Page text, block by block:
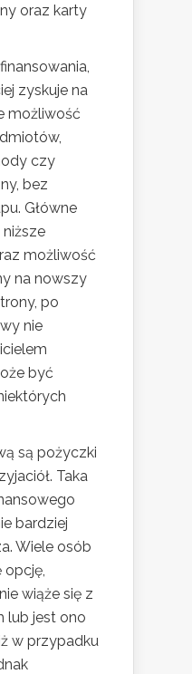
oraz karty
zyskuje na
możliwość
czy
bez
Główne
możliwość
na nowszy
po
nie
być
są pożyczki
Taka
bardziej
Wiele osób
wiąże się z
lub jest ono
w przypadku